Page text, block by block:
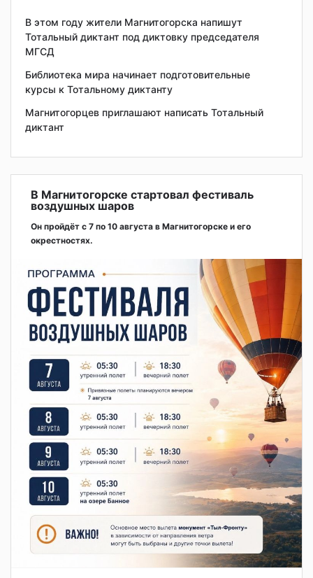
В этом году жители Магнитогорска напишут
Тотальный диктант под диктовку председателя
МГСД
Библиотека мира начинает подготовительные
курсы к Тотальному диктанту
Магнитогорцев приглашают написать Тотальный
диктант
В Магнитогорске стартовал фестиваль
воздушных шаров
Он пройдёт с 7 по 10 августа в Магнитогорске и его
окрестностях.